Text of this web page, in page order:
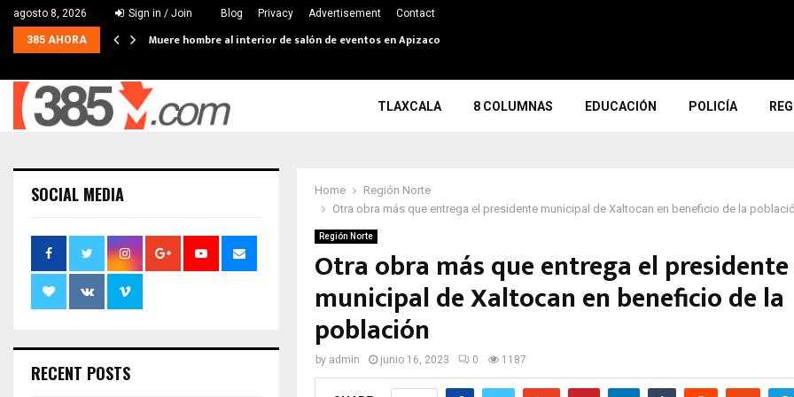
agosto 8, 2026 Sign in / Join Blog Privacy Advertisement Contact
385 AHORA Muere hombre al interior de salón de eventos en Apizaco
TLAXCALA 8 COLUMNAS EDUCACIÓN POLICÍA
Home
Región Norte
Otra obra más que entrega el presidente municipal de Xaltocan en beneficio de la
Región Norte
Otra obra más que entrega el presidente
municipal de Xaltocan en beneficio de la
población
by admin junio 16, 2023 0 1187
SOCIAL MEDIA
RECENT POSTS